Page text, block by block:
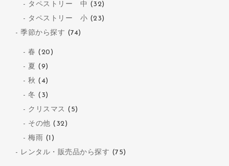
タペストリー 中 (32)
タペストリー 小 (23)
季節から探す (74)
春 (20)
夏 (9)
秋 (4)
冬 (3)
クリスマス (5)
その他 (32)
梅雨 (1)
レンタル・販売品から探す (75)